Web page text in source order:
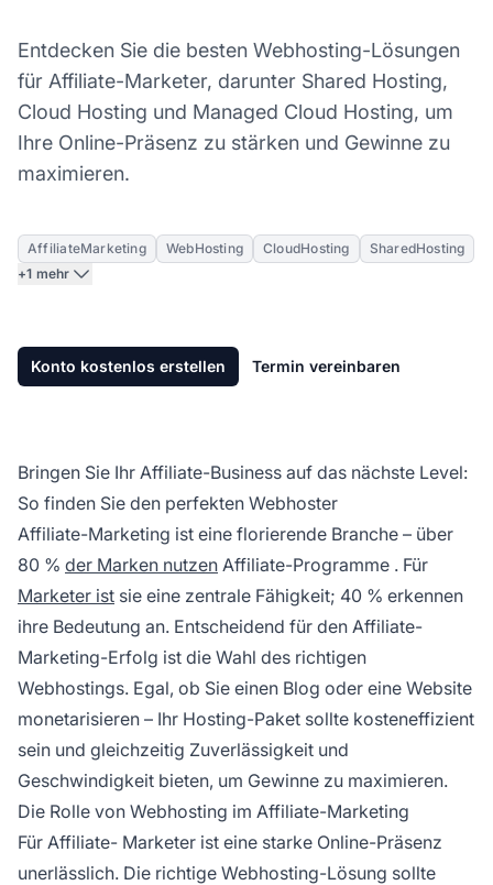
Entdecken Sie die besten Webhosting-Lösungen
für Affiliate-Marketer, darunter Shared Hosting,
Cloud Hosting und Managed Cloud Hosting, um
Ihre Online-Präsenz zu stärken und Gewinne zu
maximieren.
AffiliateMarketing WebHosting CloudHosting
SharedHosting
+1 mehr
Konto kostenlos erstellen Termin vereinbaren
Bringen Sie Ihr Affiliate-Business auf das nächste Level:
So finden Sie den perfekten Webhoster
Affiliate-Marketing ist eine florierende Branche – über
80 % der Marken nutzen Affiliate-Programme . Für
Marketer ist sie eine zentrale Fähigkeit; 40 % erkennen
ihre Bedeutung an. Entscheidend für den Affiliate-
Marketing-Erfolg ist die Wahl des richtigen
Webhostings. Egal, ob Sie einen Blog oder eine Website
monetarisieren – Ihr Hosting-Paket sollte kosteneffizient
sein und gleichzeitig Zuverlässigkeit und
Geschwindigkeit bieten, um Gewinne zu maximieren.
Die Rolle von Webhosting im Affiliate-Marketing
Für Affiliate- Marketer ist eine starke Online-Präsenz
unerlässlich. Die richtige Webhosting-Lösung sollte